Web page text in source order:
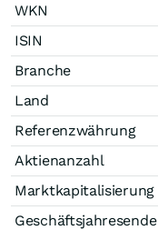
WKN
ISIN
Branche
Land
Referenzwährung
Aktienanzahl
Marktkapitalisierung
Geschäftsjahresende